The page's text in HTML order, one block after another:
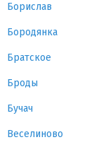
Борислав
Бородянка
Братское
Броды
Бучач
Веселиново